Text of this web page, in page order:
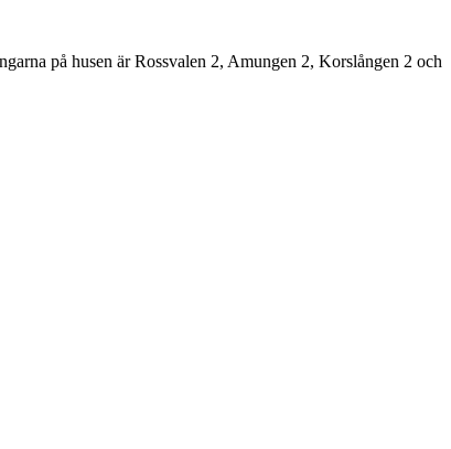
på husen är Rossvalen 2, Amungen 2, Korslången 2 och